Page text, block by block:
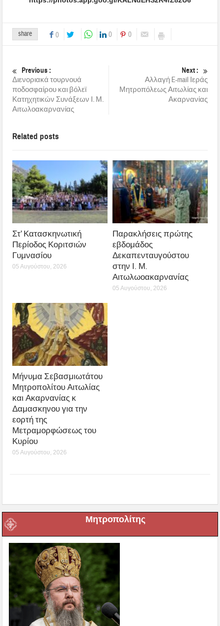
share 0 0 0
Previous :
Διενοριακά τουρνουά
ποδοσφαίρου και βόλεϊ
Κατηχητικών Συνάξεων Ι. Μ.
Αιτωλοακαρνανίας
Next :
Αλλαγή E-mail Ιεράς
Μητροπόλεως Αιτωλίας και
Ακαρνανίας
Related posts
Στ’ Κατασκηνωτική
Περίοδος Κοριτσιών
Γυμνασίου
05 Αυγούστου, 2026
Παρακλήσεις πρώτης
εβδομάδος
Δεκαπενταυγούστου
στην Ι. Μ.
Αιτωλωοακαρνανίας
05 Αυγούστου, 2026
Μήνυμα Σεβασμιωτάτου
Μητροπολίτου Αιτωλίας
και Ακαρνανίας κ
Δαμασκηνου για την
εορτή της
Μετραμορφώσεως του
Κυρίου
05 Αυγούστου, 2026
Μητροπολίτης